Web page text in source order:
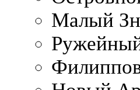
Малый